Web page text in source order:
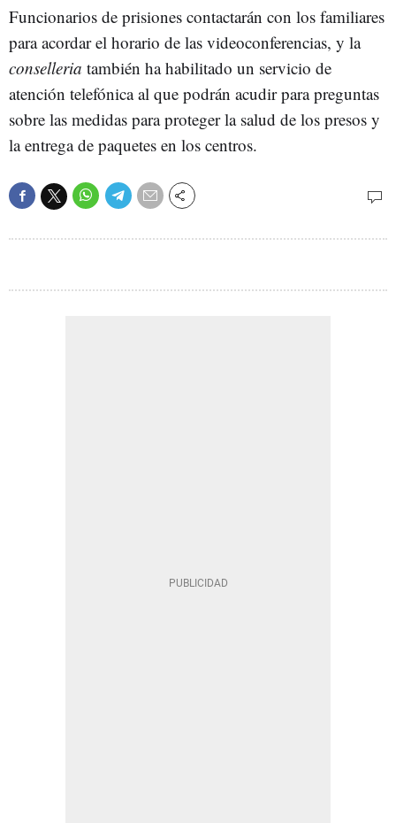
Funcionarios de prisiones contactarán con los familiares
para acordar el horario de las videoconferencias, y la
conselleria también ha habilitado un servicio de
atención telefónica al que podrán acudir para preguntas
sobre las medidas para proteger la salud de los presos y
la entrega de paquetes en los centros.